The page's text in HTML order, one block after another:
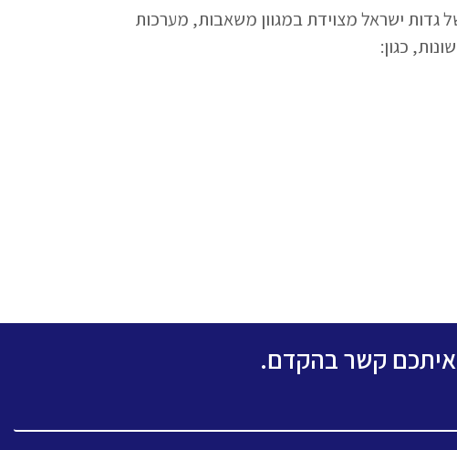
גדות ישראל מצוידת במגוון משאבות, מערכות
כגון:
איתכם קשר בהקדם.